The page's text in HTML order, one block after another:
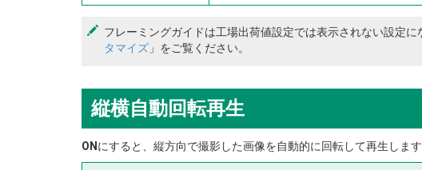
フレーミングガイドは工場出荷値設定では表示されない設定
タマイズ 」をご覧ください。
縦横自動回転再生
ON にすると、縦方向で撮影した画像を自動的に回転して再生します